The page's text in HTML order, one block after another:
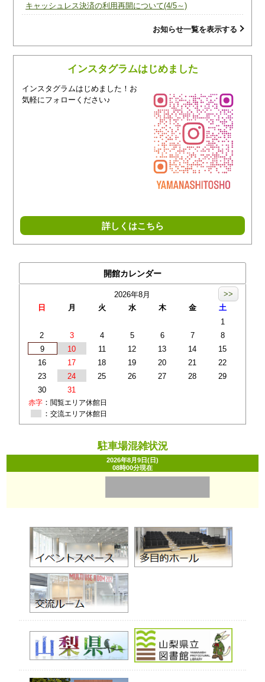
キャッシュレス決済の利用再開について(4/5～)
有料貸出施設の利用について＜イベントスペース・多目的ホー
ル・交流ルーム＞
指定管理者イベント「枯れ木に花を咲かせましょう2023」<終
2022.06.22
指定管理者イベント「短冊に願いをこめて・・」(終了)
力強く舞う甲州鯉のぼり-2022-＜終了＞
指定管理者イベント「枯れ木に花を咲かせましょう」(2022/終
お知らせ一覧を表示する
インスタグラムはじめました
インスタグラムはじめました！お
気軽にフォローください♪
詳しくはこちら
開館カレンダー
>>
2026年8月
日
月 火 水 木 金
土
1
2
3 4 5 6 7
8
9
10 11 12 13 14
15
16
17 18 19 20 21
22
23
24 25 26 27 28
29
30
31
赤字 ：閲覧エリア休館日
：交流エリア休館日
駐車場混雑状況
2026年8月9日(日)
08時00分現在